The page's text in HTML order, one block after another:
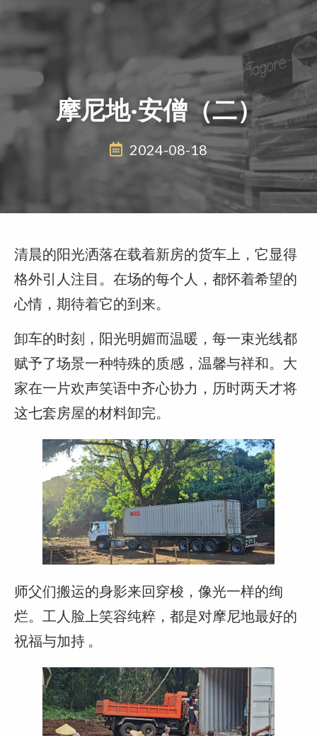
摩尼地·安僧（二）
2024-08-18
清晨的阳光洒落在载着新房的货车上，它显得
格外引人注目。在场的每个人，都怀着希望的
心情，期待着它的到来。
卸车的时刻，阳光明媚而温暖，每一束光线都
赋予了场景一种特殊的质感，温馨与祥和。大
家在一片欢声笑语中齐心协力，历时两天才将
这七套房屋的材料卸完。
师父们搬运的身影来回穿梭，像光一样的绚
烂。工人脸上笑容纯粹，都是对摩尼地最好的
祝福与加持 。